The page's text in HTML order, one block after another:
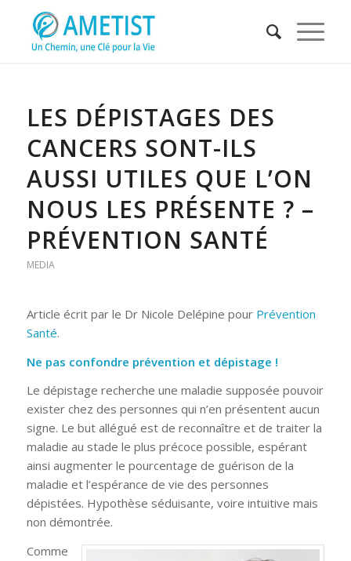
LES DÉPISTAGES DES
CANCERS SONT-ILS
AUSSI UTILES QUE L’ON
NOUS LES PRÉSENTE ? –
PRÉVENTION SANTÉ
MEDIA
Article écrit par le Dr Nicole Delépine pour Prévention
Santé.
Ne pas confondre prévention et dépistage !
Le dépistage recherche une maladie supposée pouvoir
exister chez des personnes qui n’en présentent aucun
signe. Le but allégué est de reconnaître et de traiter la
maladie au stade le plus précoce possible, espérant
ainsi augmenter le pourcentage de guérison de la
maladie et l’espérance de vie des personnes
dépistées. Hypothèse séduisante, voire intuitive mais
non démontrée.
Comme